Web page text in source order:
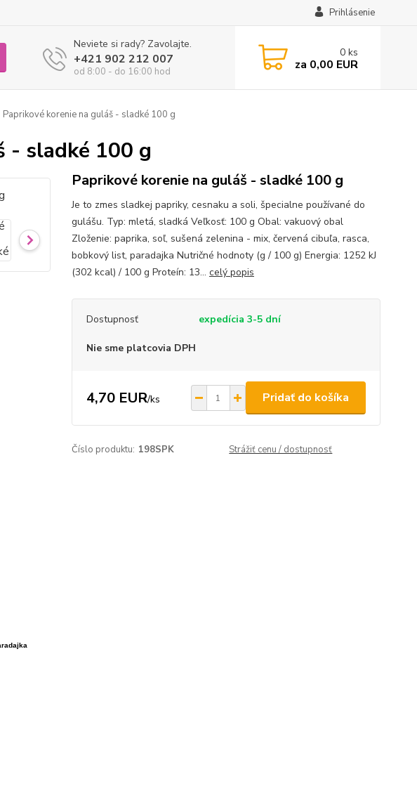
Prihlásenie
Neviete si rady? Zavolajte.
+421 902 212 007
od 8:00 - do 16:00 hod
0 ks
za 0,00 EUR
Paprikové korenie na guláš - sladké 100 g
- sladké 100 g
Paprikové korenie na guláš - sladké 100 g
Je to zmes sladkej papriky, cesnaku a soli, špecialne používané do
gulášu. Typ: mletá, sladká Veľkosť: 100 g Obal: vakuový obal
Zloženie: paprika, soľ, sušená zelenina - mix, červená cibuľa, rasca,
bobkový list, paradajka Nutričné hodnoty (g / 100 g) Energia: 1252 kJ
(302 kcal) / 100 g Proteín: 13... celý popis
Dostupnosť expedícia 3-5 dní
Nie sme platcovia DPH
4,70 EUR/ks Pridať do košíka
Číslo produktu: 198SPK Strážiť cenu / dostupnosť